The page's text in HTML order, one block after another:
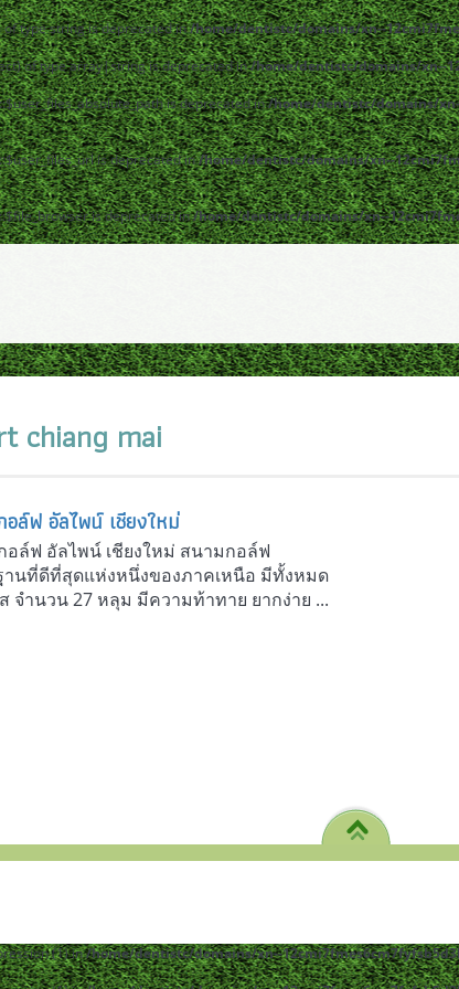
of type string is deprecated in/home/dentistc/domains/xn--
of type array|string is deprecated in/home/dentistc/domains/xn--
is deprecated in/home/dentistc/domains/
is deprecated in/home/dentistc/domains/xn--
is deprecated in/home/dentistc/domains/xn--
chiang mai
ล์ฟ อัลไพน์ เชียงใหม่
อล์ฟ อัลไพน์ เชียงใหม่ สนามกอล์ฟ
านที่ดีที่สุดแห่งหนึ่งของภาคเหนือ มีทั้งหมด
จำนวน 27 หลุม มีความท้าทาย ยากง่าย ...
(1) in/home/dentistc/domains/xn--